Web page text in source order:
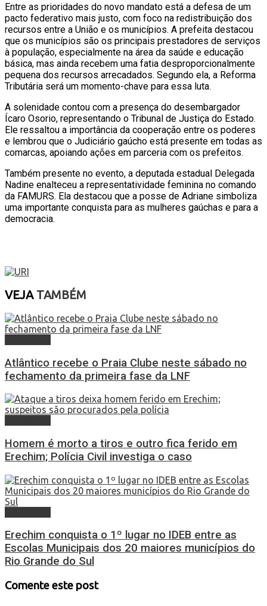
Entre as prioridades do novo mandato está a defesa de um
pacto federativo mais justo, com foco na redistribuição dos
recursos entre a União e os municípios. A prefeita destacou
que os municípios são os principais prestadores de serviços
à população, especialmente na área da saúde e educação
básica, mas ainda recebem uma fatia desproporcionalmente
pequena dos recursos arrecadados. Segundo ela, a Reforma
Tributária será um momento-chave para essa luta.
A solenidade contou com a presença do desembargador
Ícaro Osorio, representando o Tribunal de Justiça do Estado.
Ele ressaltou a importância da cooperação entre os poderes
e lembrou que o Judiciário gaúcho está presente em todas as
comarcas, apoiando ações em parceria com os prefeitos.
Também presente no evento, a deputada estadual Delegada
Nadine enalteceu a representatividade feminina no comando
da FAMURS. Ela destacou que a posse de Adriane simboliza
uma importante conquista para as mulheres gaúchas e para a
democracia.
VEJATAMBÉM
Atlântico recebe o Praia Clube neste sábado no
fechamento da primeira fase da LNF
Homem é morto a tiros e outro fica ferido em
Erechim; Polícia Civil investiga o caso
Erechim conquista o 1º lugar no IDEB entre as
Escolas Municipais dos 20 maiores municípios do
Rio Grande do Sul
Comente este post